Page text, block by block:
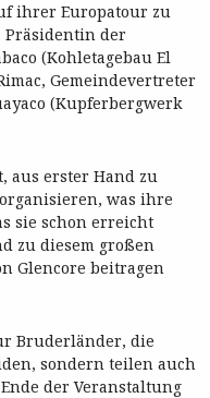
ihrer Europatour zu
Präsidentin der
(Kohletagebau El
Gemeindevertreter
(Kupferbergwerk
aus erster Hand zu
was ihre
sie schon erreicht
zu diesem großen
Glencore beitragen
Bruderländer, die
sondern teilen auch
der Veranstaltung